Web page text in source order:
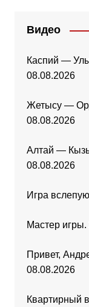
Видео
Каспий —
08.08.2026
Жетысу —
08.08.2026
Алтай —
08.08.2026
Игра
Мастер игры.
Привет,
08.08.2026
Квартирный